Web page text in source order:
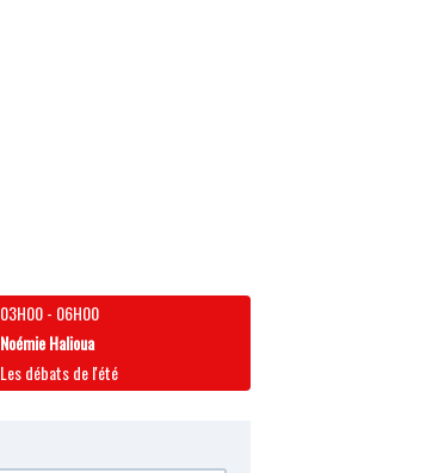
03H00- 06H00
Noémie Halioua
Les débats de l'été